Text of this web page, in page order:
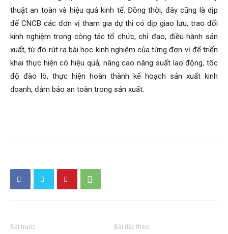
thuật an toàn và hiệu quả kinh tế. Đồng thời, đây cũng là dịp
để CNCB các đơn vị tham gia dự thi có dịp giao lưu, trao đổi
kinh nghiệm trong công tác tổ chức, chỉ đạo, điều hành sản
xuất, từ đó rút ra bài học kinh nghiệm của từng đơn vị để triển
khai thực hiện có hiệu quả, nâng cao năng suất lao động, tốc
độ đào lò, thực hiện hoàn thành kế hoạch sản xuất kinh
doanh, đảm bảo an toàn trong sản xuất.
Bài trước Bài tiếp theo